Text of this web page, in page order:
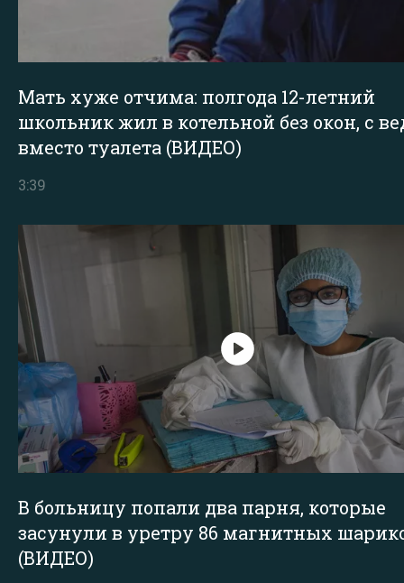
Мать хуже отчима: полгода 12-летний
школьник жил в котельной без окон, с
вместо туалета (ВИДЕО)
3:39
В больницу попали два парня, которые
засунули в уретру 86 магнитных
(ВИДЕО)